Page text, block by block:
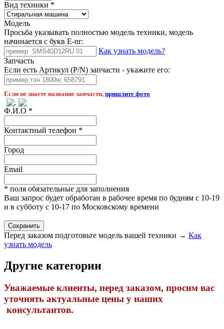
Вид техники *
Модель
Просьба указывать полностью модель техники, модель
начинается с букв E-nr:
Как узнать модель?
Запчасть
Если есть Артикул (P/N) запчасти - укажите его:
Если не знаете название запчасти, пришлите фото
Ф.И.О *
Контактный телефон *
Город
Email
* поля обязательные для заполнения
Ваш запрос будет обработан в рабочее время по будням с 10-19
и в субботу с 10-17 по Московскому времени
Перед заказом подготовьте модель вашей техники → Как
узнать модель
Другие категории
Уважаемые клиенты, перед заказом, просим вас
уточнять актуальные цены у наших
консультантов.